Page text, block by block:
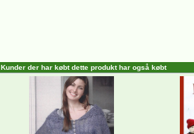
Kunder der har købt dette produkt har også købt